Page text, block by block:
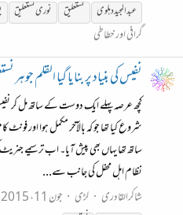
عبد المجید دہلوی
نستعلیق نورینستعلیق
گرافی اور خطاطی
نفیس کی بنیاد پر بنایا گیا القلم جوہر
کچھ عرصہ پہلے ایک دوست کے ساتھ مل کر
شروع کیا تھا جو کہ بالآخر مکمل ہوا اور
ساتھ تھا یہاں بھی پیش آیا۔ اب ترسیمے
نظام اہل محفل کی جانب سے...
شاکرالقادری
لڑی جون 11، 2015